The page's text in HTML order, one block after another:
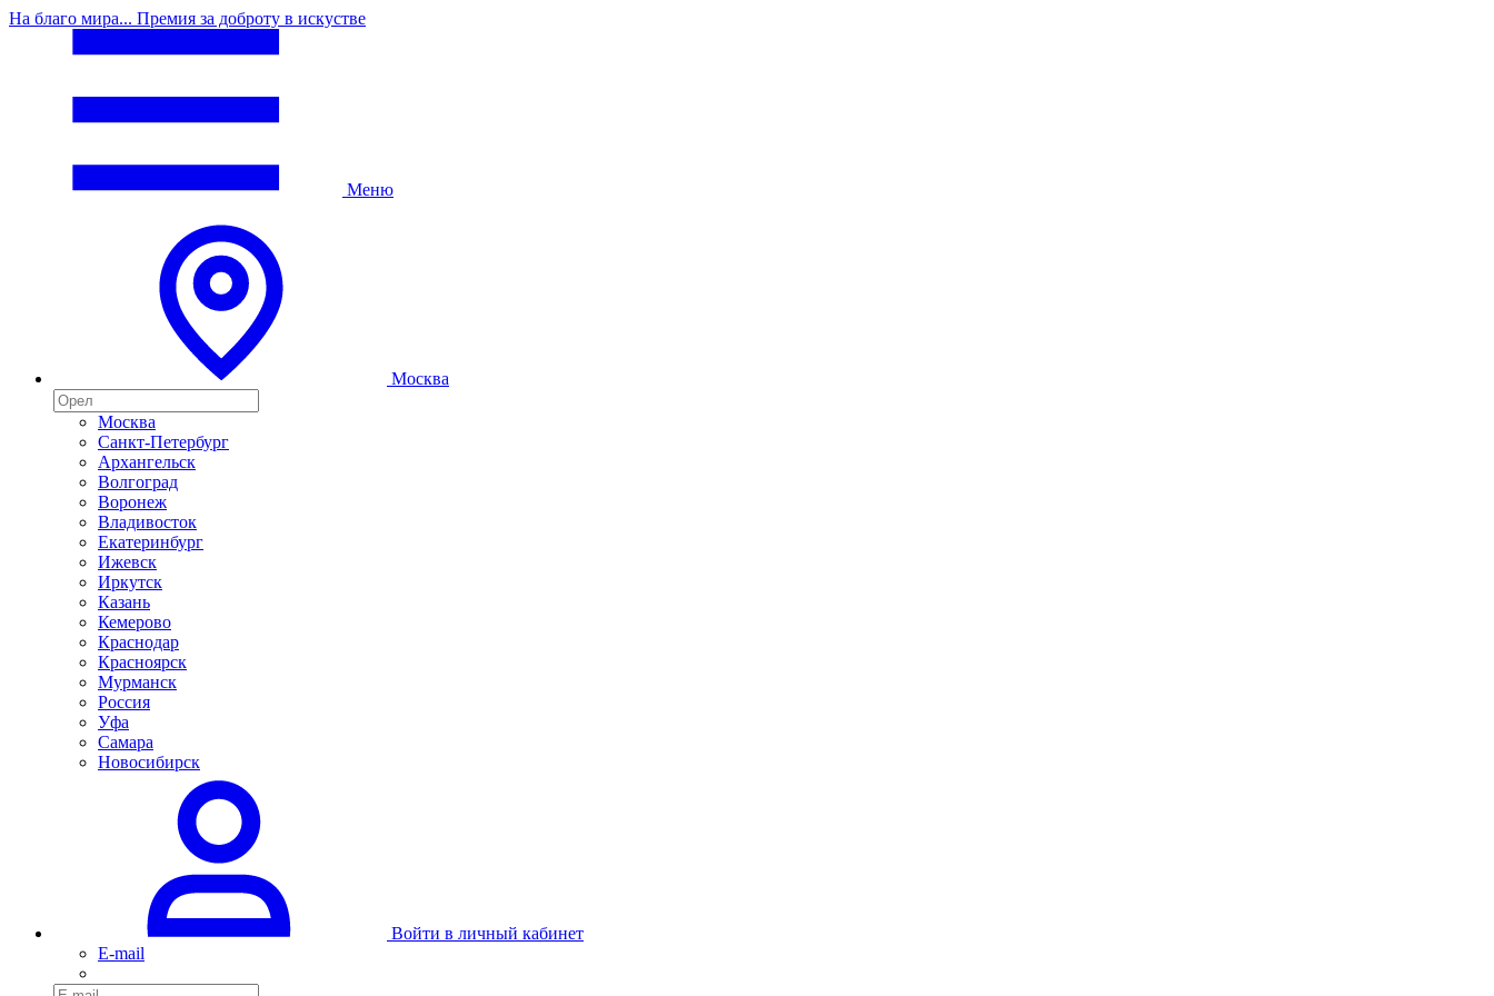
На благо мира... Премия за доброту в искустве
Меню
Москва
Москва
Санкт-Петербург
Архангельск
Волгоград
Воронеж
Владивосток
Екатеринбург
Ижевск
Иркутск
Казань
Кемерово
Краснодар
Красноярск
Мурманск
Россия
Уфа
Самара
Новосибирск
Войти в личный кабинет
E-mail